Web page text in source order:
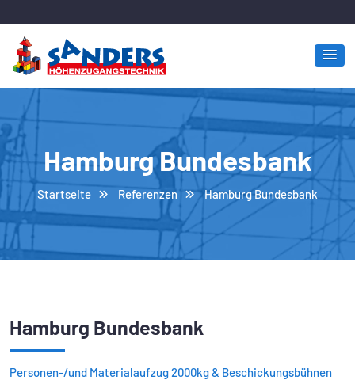
Hamburg Bundesbank
Startseite Referenzen Hamburg Bundesbank
Hamburg Bundesbank
Personen-/und Materialaufzug 2000kg & Beschickungsbühnen